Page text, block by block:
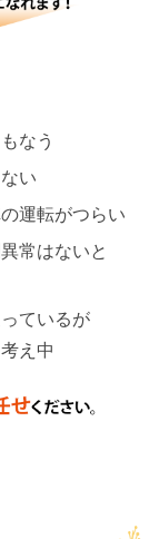
なう
い
運転がつらい
常はないと
ているが
え中